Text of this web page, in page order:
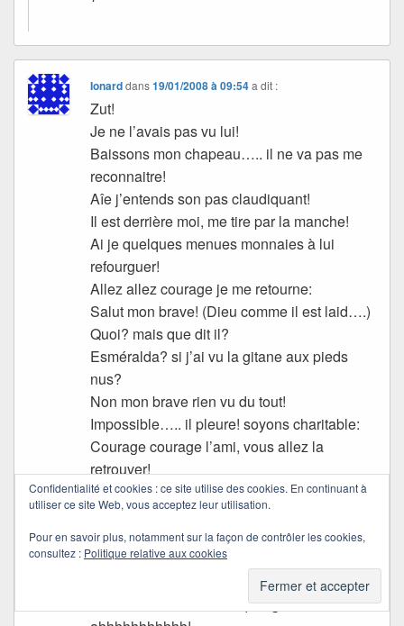
Ionarddans19/01/2008 à 09:54 a dit :
Zut!
Je ne l’avais pas vu lui!
Baissons mon chapeau….. il ne va pas me
reconnaitre!
Aîe j’entends son pas claudiquant!
Il est derrière moi, me tire par la manche!
Ai je quelques menues monnaies à lui
refourguer!
Allez allez courage je me retourne:
Salut mon brave! (Dieu comme il est laid….)
Quoi? mais que dit il?
Esméralda? si j’ai vu la gitane aux pieds
nus?
Non mon brave rien vu du tout!
Impossible….. il pleure! soyons charitable:
Courage courage l’ami, vous allez la
retrouver!
Hé mais doucement!
voilà qu’il s’appuie sur moi!
Doucement vous dis je ! sinon nous allons
basculer tous eux dans les flots! Ne voyez
vous pas que le bord du quai est trop près!
Et ‘autre zouave! làbas qui rigole……
Confidentialité et cookies : ce site utilise des cookies. En continuant à
utiliser ce site Web, vous acceptez leur utilisation.
Pour en savoir plus, notamment sur la façon de contrôler les cookies,
consultez : Politique relative aux cookies